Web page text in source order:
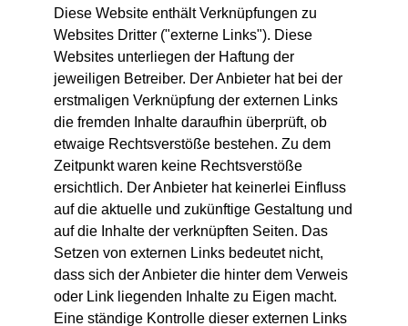
Diese Website enthält Verknüpfungen zu
Websites Dritter ("externe Links"). Diese
Websites unterliegen der Haftung der
jeweiligen Betreiber. Der Anbieter hat bei der
erstmaligen Verknüpfung der externen Links
die fremden Inhalte daraufhin überprüft, ob
etwaige Rechtsverstöße bestehen. Zu dem
Zeitpunkt waren keine Rechtsverstöße
ersichtlich. Der Anbieter hat keinerlei Einfluss
auf die aktuelle und zukünftige Gestaltung und
auf die Inhalte der verknüpften Seiten. Das
Setzen von externen Links bedeutet nicht,
dass sich der Anbieter die hinter dem Verweis
oder Link liegenden Inhalte zu Eigen macht.
Eine ständige Kontrolle dieser externen Links